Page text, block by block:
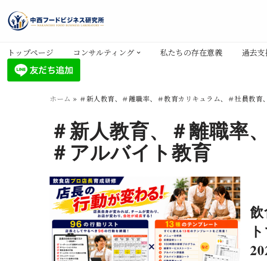
コ
テ
ン
ツ
トップページ コンサルティング 私たちの存在意義 過去
ホーム » ＃新人教育、＃離職率、＃教育カリキュラム、＃社員教育
＃新人教育、＃離職率
＃アルバイト教育